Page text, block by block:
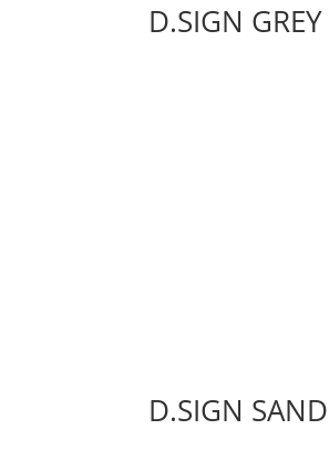
D.SIGN GREY
D.SIGN SAND